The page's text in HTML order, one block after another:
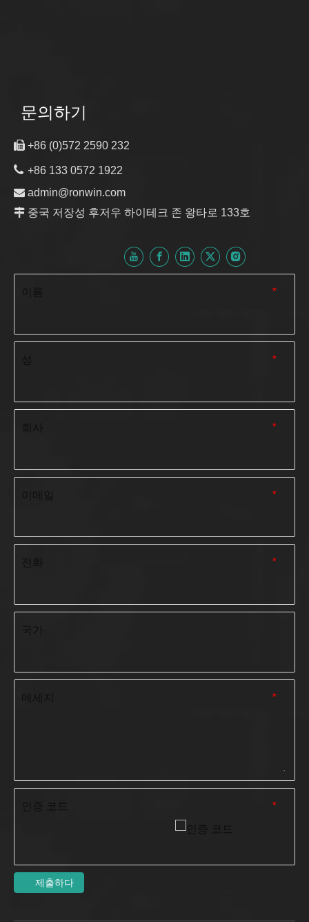
문의하기
 +86 (0)572 2590 232
 +86 133 0572 1922
 admin@ronwin.com
 중국 저장성 후저우 하이테크 존 왕타로 133호
*
*
*
*
*
국가
*
*
제출하다